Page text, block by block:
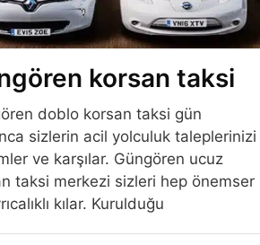
korsan taksi
doblo korsan taksi gün
sizlerin acil yolculuk taleplerinizi
ve karşılar. Güngören ucuz
taksi merkezi sizleri hep önemser
kılar. Kurulduğu